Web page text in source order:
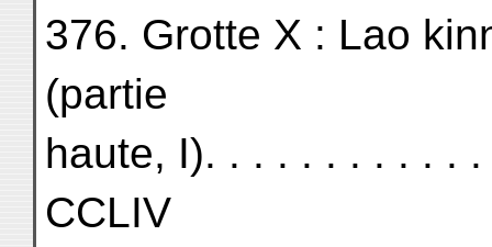
376. Grotte X : Lao
(partie
haute, I). . . . . . . . . . .
CCLIV